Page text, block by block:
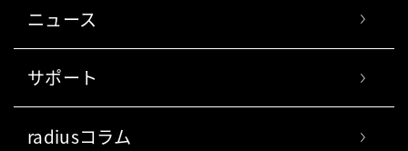
ニュース
サポート
radiusコラム